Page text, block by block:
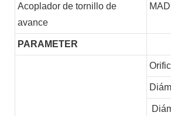
Acoplador de tornillo de
avance
PARAMETER